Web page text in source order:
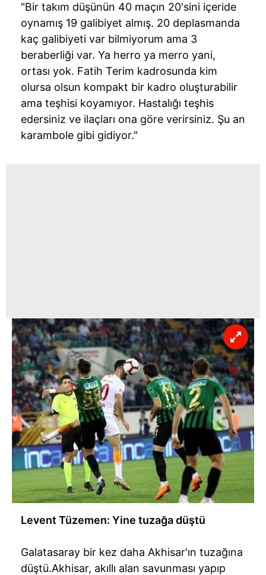
"Bir takım düşünün 40 maçın 20'sini içeride
oynamış 19 galibiyet almış. 20 deplasmanda
kaç galibiyeti var bilmiyorum ama 3
beraberliği var. Ya herro ya merro yani,
ortası yok. Fatih Terim kadrosunda kim
olursa olsun kompakt bir kadro oluşturabilir
ama teşhisi koyamıyor. Hastalığı teşhis
edersiniz ve ilaçları ona göre verirsiniz. Şu an
karambole gibi gidiyor."
Levent Tüzemen: Yine tuzağa düştü
Galatasaray bir kez daha Akhisar'ın tuzağına
düştü.Akhisar, akıllı alan savunması yapıp